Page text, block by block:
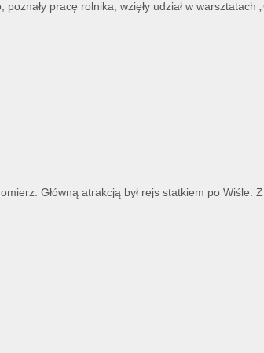
pracę rolnika, wzięły udział w warsztatach
Główną atrakcją był rejs statkiem po Wiśle.